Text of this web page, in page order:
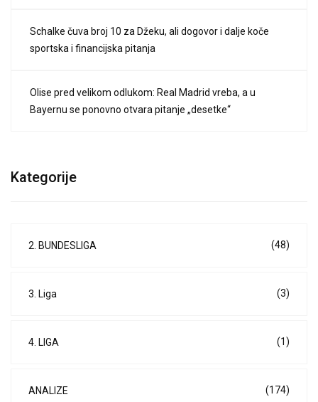
Schalke čuva broj 10 za Džeku, ali dogovor i dalje koče
sportska i financijska pitanja
Olise pred velikom odlukom: Real Madrid vreba, a u
Bayernu se ponovno otvara pitanje „desetke“
Kategorije
2. BUNDESLIGA (48)
3. Liga (3)
4. LIGA (1)
ANALIZE (174)